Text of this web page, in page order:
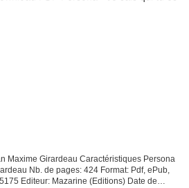
Maxime Girardeau Caractéristiques Persona
Nb. de pages: 424 Format: Pdf, ePub,
Editeur: Mazarine (Editions) Date de